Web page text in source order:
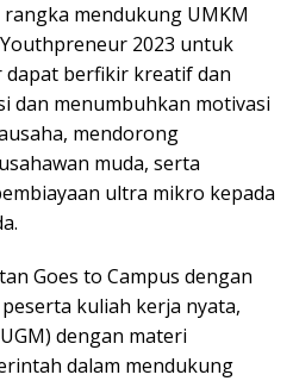
mendukung UMKM
2023 untuk
dapat berfikir kreatif dan
dan menumbuhkan motivasi
mendorong
muda, serta
ultra mikro kepada
Goes to Campus dengan
kuliah kerja nyata,
dengan materi
dalam mendukung